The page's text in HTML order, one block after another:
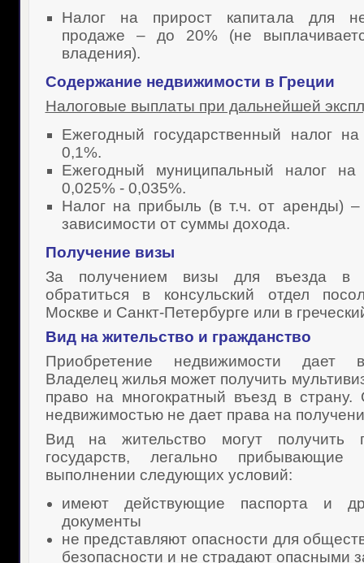
Налог на прирост капитала для
продаже – до 20% (не
владения).
Содержание недвижимости в Греции
Налоговые выплаты при дальнейшей
Ежегодный государственный налог
0,1%.
Ежегодный муниципальный налог на
0,025% - 0,035%.
Налог на прибыль (в т.ч. от аренды)
зависимости от суммы дохода.
Получение визы
За получением визы для въезда в
обратиться в консульский отдел
Москве и Санкт-Петербурге или в
Вид на жительство и гражданство
Приобретение недвижимости дает
Владелец жилья может получить
право на многократный въезд в страну.
недвижимостью не дает права на
Вид на жительство могут получить
государств, легально
выполнении следующих условий:
имеют действующие паспорта и
документы
не представляют опасности для
безопасности и не страдают опасными